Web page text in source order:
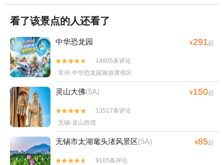
看了该景点的人还看了
中华恐龙园 ¥291起


14605条评论
常州·中华恐龙园旅游度假区
灵山大佛(5A) ¥150起


13517条评论
无锡·灵山胜境
无锡市太湖鼋头渚风景区(5A) ¥85起


9165条评论